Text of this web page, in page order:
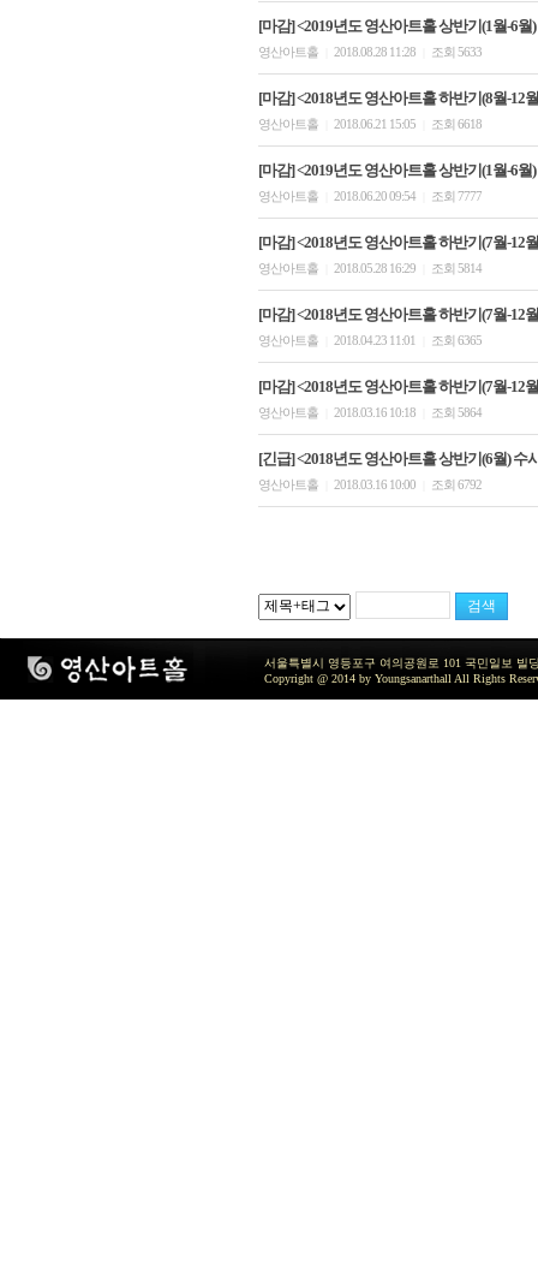
[마감] <2019년도 영산아트홀 상반기(1월-6월
영산아트홀 2018.08.28 11:28 조회 5633
[마감] <2018년도 영산아트홀 하반기(8월-12
영산아트홀 2018.06.21 15:05 조회 6618
[마감] <2019년도 영산아트홀 상반기(1월-6월
영산아트홀 2018.06.20 09:54 조회 7777
[마감] <2018년도 영산아트홀 하반기(7월-12
영산아트홀 2018.05.28 16:29 조회 5814
[마감] <2018년도 영산아트홀 하반기(7월-12
영산아트홀 2018.04.23 11:01 조회 6365
[마감] <2018년도 영산아트홀 하반기(7월-12
영산아트홀 2018.03.16 10:18 조회 5864
[긴급] <2018년도 영산아트홀 상반기(6월) 수
영산아트홀 2018.03.16 10:00 조회 6792
서울특별시 영등포구 여의공원로 101 국민일보 빌
Copyright @ 2014 by Youngsanarthall All Rights